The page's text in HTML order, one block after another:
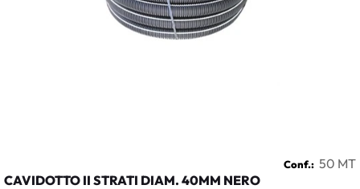
Conf.: 50 MT
CAVIDOTTO II STRATI DIAM. 40MM NERO